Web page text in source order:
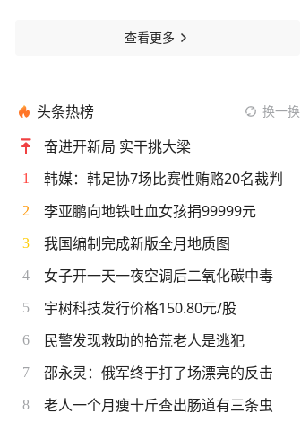
查看更多
头条热榜 换一换
奋进开新局 实干挑大梁
1 韩媒：韩足协7场比赛性贿赂20名裁判
2 李亚鹏向地铁吐血女孩捐99999元
3 我国编制完成新版全月地质图
4 女子开一天一夜空调后二氧化碳中毒
5 宇树科技发行价格150.80元/股
6 民警发现救助的拾荒老人是逃犯
7 邵永灵：俄军终于打了场漂亮的反击
8 老人一个月瘦十斤查出肠道有三条虫